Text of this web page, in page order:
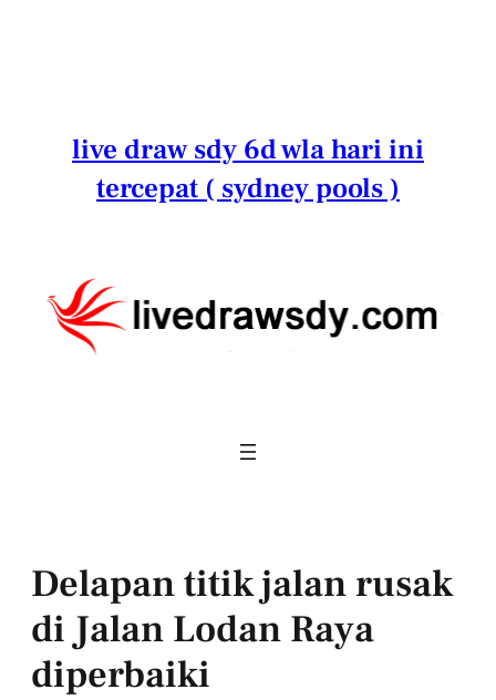
live draw sdy 6d wla hari ini
tercepat ( sydney pools )
Delapan titik jalan rusak
di Jalan Lodan Raya
diperbaiki